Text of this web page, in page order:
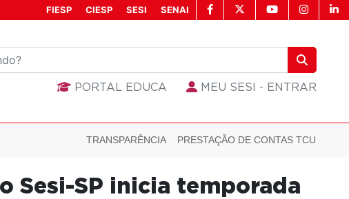
FIESP CIESP SESI SENAI
PORTAL EDUCA MEU SESI - ENTRAR
TRANSPARÊNCIA PRESTAÇÃO DE CONTAS TCU
Sesi-SP inicia temporada